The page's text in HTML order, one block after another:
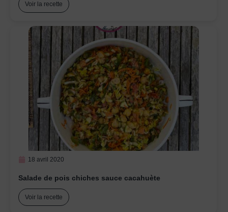
Voir la recette
18 avril 2020
Salade de pois chiches sauce cacahuète
Voir la recette